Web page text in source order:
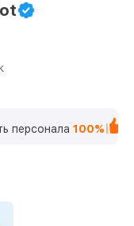
персонала 100%